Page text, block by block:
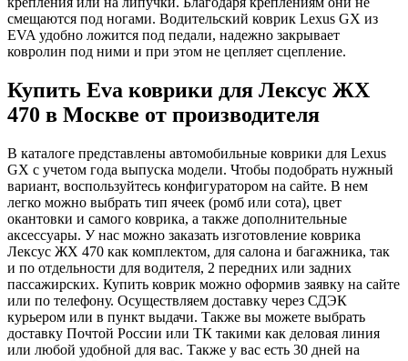
смещаются под ногами. Водительский коврик Lexus GX из
EVA удобно ложится под педали, надежно закрывает
ковролин под ними и при этом не цепляет сцепление.
Купить Eva коврики для Лексус ЖХ
470 в Москве от производителя
В каталоге представлены автомобильные коврики для Lexus
GX с учетом года выпуска модели. Чтобы подобрать нужный
вариант, воспользуйтесь конфигуратором на сайте. В нем
легко можно выбрать тип ячеек (ромб или сота), цвет
окантовки и самого коврика, а также дополнительные
аксессуары. У нас можно заказать изготовление коврика
Лексус ЖХ 470 как комплектом, для салона и багажника, так
и по отдельности для водителя, 2 передних или задних
пассажирских. Купить коврик можно оформив заявку на сайте
или по телефону. Осуществляем доставку через СДЭК
курьером или в пункт выдачи. Также вы можете выбрать
доставку Почтой России или ТК такими как деловая линия
или любой удобной для вас. Также у вас есть 30 дней на